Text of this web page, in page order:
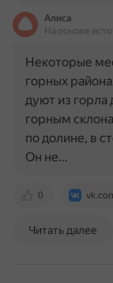
Алиса
На основе
0
Некоторые
горных
дуют из горла
горным
по долине, в
Он не…
Читать далее